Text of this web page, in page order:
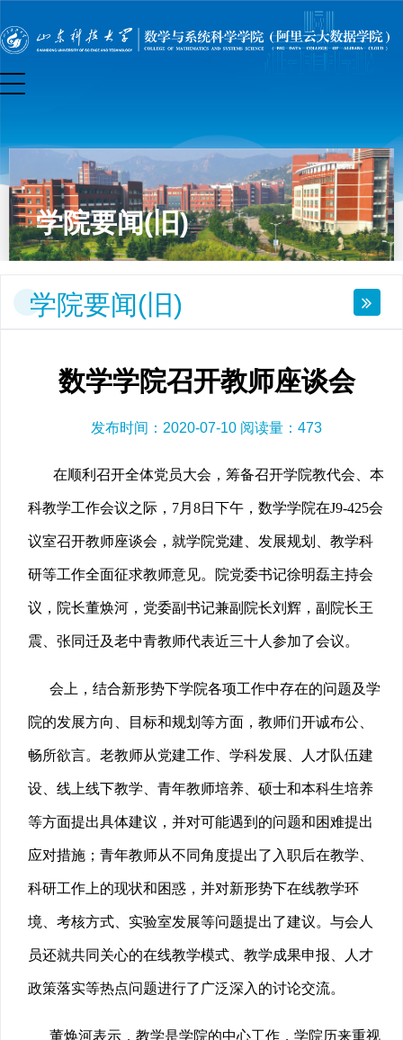
学院要闻(旧)
学院要闻(旧)
数学学院召开教师座谈会
发布时间：2020-07-10 阅读量： 473
在顺利召开全体党员大会，筹备召开学院教代会、本
科教学工作会议之际，7月8日下午，数学学院在J9-425会
议室召开教师座谈会，就学院党建、发展规划、教学科
研等工作全面征求教师意见。院党委书记徐明磊主持会
议，院长董焕河，党委副书记兼副院长刘辉，副院长王
震、张同迁及老中青教师代表近三十人参加了会议。
会上，结合新形势下学院各项工作中存在的问题及学
院的发展方向、目标和规划等方面，教师们开诚布公、
畅所欲言。老教师从党建工作、学科发展、人才队伍建
设、线上线下教学、青年教师培养、硕士和本科生培养
等方面提出具体建议，并对可能遇到的问题和困难提出
应对措施；青年教师从不同角度提出了入职后在教学、
科研工作上的现状和困惑，并对新形势下在线教学环
境、考核方式、实验室发展等问题提出了建议。与会人
员还就共同关心的在线教学模式、教学成果申报、人才
政策落实等热点问题进行了广泛深入的讨论交流。
董焕河表示，教学是学院的中心工作，学院历来重视